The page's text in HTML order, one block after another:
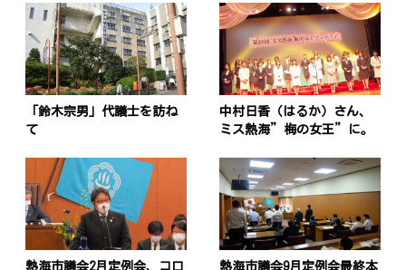
「鈴木宗男」代議士を訪ね
て
中村日香（はるか）さん、
ミス熱海”梅の女王”に。
熱海市議会2月定例会、コロ
熱海市議会9月定例会最終本